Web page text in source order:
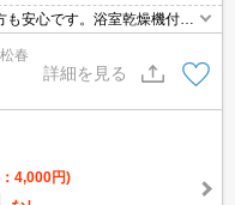
安心です。浴室乾燥機付き
室の一部を物干しスペース
能があるのでいつでも暖か
付きの物件です。収納性に優
くなるシステムキッチンが
春
詳細を見る
4,000円)